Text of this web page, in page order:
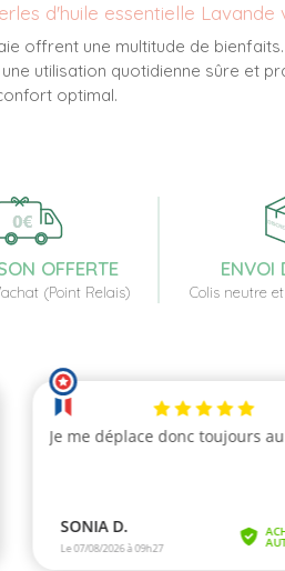
d'huile essentielle Lavande
offrent une multitude de
utilisation quotidienne sûre et
optimal.
OFFERTE
(Point Relais)
ENVOI
Colis neutre